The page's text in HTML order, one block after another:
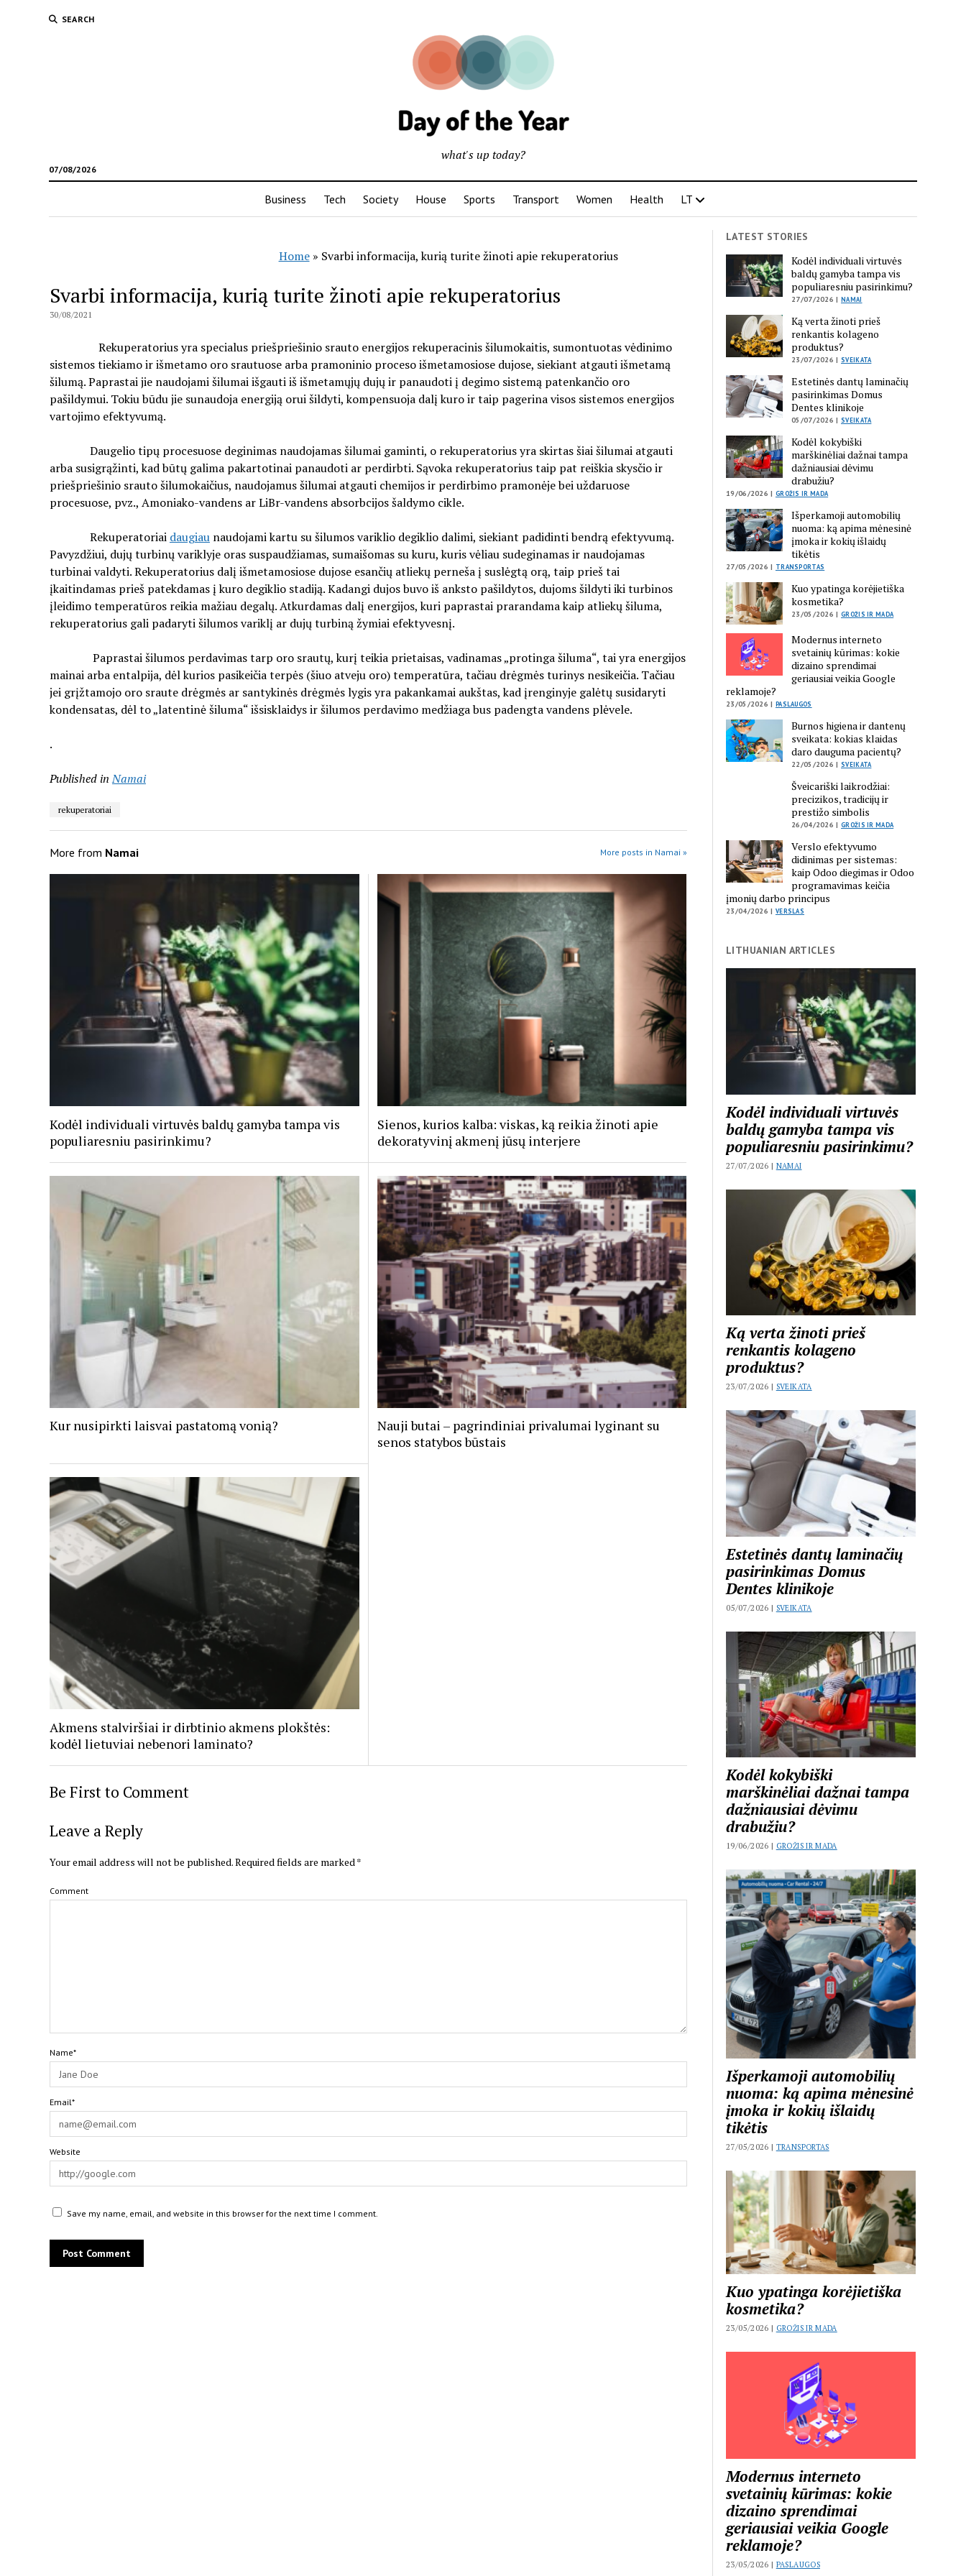
SEARCH
07/08/2026
what's up today?
Business Tech Society House Sports Transport Women Health LT
Home» Svarbi informacija, kurią turite žinoti apie rekuperatorius
Svarbi informacija, kurią turite žinoti apie rekuperatorius
30/08/2021
Rekuperatorius yra specialus priešpriešinio srauto energijos rekuperacinis šilumokaitis, sumontuotas vėdinimo
sistemos tiekiamo ir išmetamo oro srautuose arba pramoninio proceso išmetamosiose dujose, siekiant atgauti išmetamą
šilumą. Paprastai jie naudojami šilumai išgauti iš išmetamųjų dujų ir panaudoti į degimo sistemą patenkančio oro
pašildymui. Tokiu būdu jie sunaudoja energiją orui šildyti, kompensuoja dalį kuro ir taip pagerina visos sistemos energijos
vartojimo efektyvumą.
Daugelio tipų procesuose deginimas naudojamas šilumai gaminti, o rekuperatorius yra skirtas šiai šilumai atgauti
arba susigrąžinti, kad būtų galima pakartotinai panaudoti ar perdirbti. Sąvoka rekuperatorius taip pat reiškia skysčio ir
priešpriešinio srauto šilumokaičius, naudojamus šilumai atgauti chemijos ir perdirbimo pramonėje bei uždaruose
procesuose, pvz., Amoniako-vandens ar LiBr-vandens absorbcijos šaldymo cikle.
Rekuperatoriai daugiaunaudojami kartu su šilumos variklio degiklio dalimi, siekiant padidinti bendrą efektyvumą.
Pavyzdžiui, dujų turbinų variklyje oras suspaudžiamas, sumaišomas su kuru, kuris vėliau sudeginamas ir naudojamas
turbinai valdyti. Rekuperatorius dalį išmetamosiose dujose esančių atliekų perneša į suslėgtą orą, taip prieš tai
įkaitindamas prieš patekdamas į kuro degiklio stadiją. Kadangi dujos buvo iš anksto pašildytos, dujoms šildyti iki turbinos
įleidimo temperatūros reikia mažiau degalų. Atkurdamas dalį energijos, kuri paprastai prarandama kaip atliekų šiluma,
rekuperatorius gali padaryti šilumos variklį ar dujų turbiną žymiai efektyvesnį.
Paprastai šilumos perdavimas tarp oro srautų, kurį teikia prietaisas, vadinamas „protinga šiluma“, tai yra energijos
mainai arba entalpija, dėl kurios pasikeičia terpės (šiuo atveju oro) temperatūra, tačiau drėgmės turinys nesikeičia. Tačiau
jei grįžtamojo oro sraute drėgmės ar santykinės drėgmės lygis yra pakankamai aukštas, kad įrenginyje galėtų susidaryti
kondensatas, dėl to „latentinė šiluma“ išsisklaidys ir šilumos perdavimo medžiaga bus padengta vandens plėvele.
.
Published in Namai
rekuperatoriai
More from Namai More posts in Namai »
Kodėl individuali virtuvės baldų gamyba tampa vis
populiaresniu pasirinkimu?
Sienos, kurios kalba: viskas, ką reikia žinoti apie
dekoratyvinį akmenį jūsų interjere
Kur nusipirkti laisvai pastatomą vonią?
Nauji butai – pagrindiniai privalumai lyginant su
senos statybos būstais
Akmens stalviršiai ir dirbtinio akmens plokštės:
kodėl lietuviai nebenori laminato?
Be First to Comment
Leave a Reply
Your email address will not be published.Required fields are marked *
Comment
Name*
Email*
Website
Save my name, email, and website in this browser for the next time I comment.
LATEST STORIES
Kodėl individuali virtuvės
baldų gamyba tampa vis
populiaresniu pasirinkimu?
27/07/2026 | NAMAI
Ką verta žinoti prieš
renkantis kolageno
produktus?
23/07/2026 | SVEIKATA
Estetinės dantų laminačių
pasirinkimas Domus
Dentes klinikoje
05/07/2026 | SVEIKATA
Kodėl kokybiški
marškinėliai dažnai tampa
dažniausiai dėvimu
drabužiu?
19/06/2026 | GROŽIS IR MADA
Išperkamoji automobilių
nuoma: ką apima mėnesinė
įmoka ir kokių išlaidų
tikėtis
27/05/2026 | TRANSPORTAS
Kuo ypatinga korėjietiška
kosmetika?
23/05/2026 | GROŽIS IR MADA
Modernus interneto
svetainių kūrimas: kokie
dizaino sprendimai
geriausiai veikia Google
reklamoje?
23/05/2026 | PASLAUGOS
Burnos higiena ir dantenų
sveikata: kokias klaidas
daro dauguma pacientų?
22/05/2026 | SVEIKATA
Šveicariški laikrodžiai:
precizikos, tradicijų ir
prestižo simbolis
26/04/2026 | GROŽIS IR MADA
Verslo efektyvumo
didinimas per sistemas:
kaip Odoo diegimas ir Odoo
programavimas keičia
įmonių darbo principus
23/04/2026 | VERSLAS
LITHUANIAN ARTICLES
Kodėl individuali virtuvės
baldų gamyba tampa vis
populiaresniu pasirinkimu?
27/07/2026 | NAMAI
Ką verta žinoti prieš
renkantis kolageno
produktus?
23/07/2026 | SVEIKATA
Estetinės dantų laminačių
pasirinkimas Domus
Dentes klinikoje
05/07/2026 | SVEIKATA
Kodėl kokybiški
marškinėliai dažnai tampa
dažniausiai dėvimu
drabužiu?
19/06/2026 | GROŽIS IR MADA
Išperkamoji automobilių
nuoma: ką apima mėnesinė
įmoka ir kokių išlaidų
tikėtis
27/05/2026 | TRANSPORTAS
Kuo ypatinga korėjietiška
kosmetika?
23/05/2026 | GROŽIS IR MADA
Modernus interneto
svetainių kūrimas: kokie
dizaino sprendimai
geriausiai veikia Google
reklamoje?
23/05/2026 | PASLAUGOS